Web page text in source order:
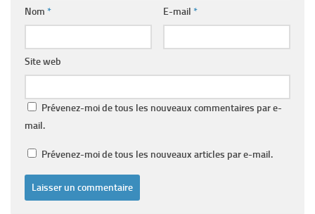
Nom * E-mail *
Site web
Prévenez-moi de tous les nouveaux commentaires par e-
mail.
Prévenez-moi de tous les nouveaux articles par e-mail.